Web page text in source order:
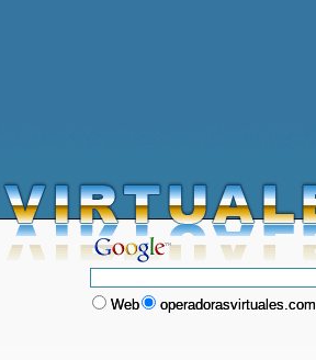
Web operadorasvirtuales.com